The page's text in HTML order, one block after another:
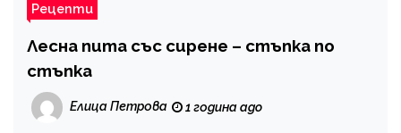
Рецепти
Лесна пита със сирене – стъпка по
стъпка
Елица Петрова 1 година ago